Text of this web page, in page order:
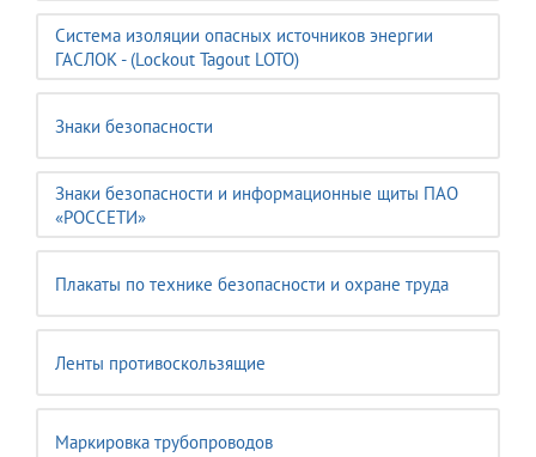
Система изоляции опасных источников энергии
ГАСЛОК - (Lockout Tagout LOTO)
Знаки безопасности
Знаки безопасности и информационные щиты ПАО
«РОССЕТИ»
Плакаты по технике безопасности и охране труда
Ленты противоскользящие
Маркировка трубопроводов